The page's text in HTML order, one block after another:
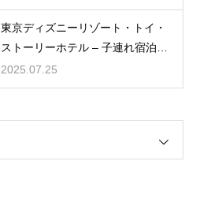
東京ディズニーリゾート・トイ・
ストーリーホテル – 子連れ宿泊記
（2025年6月）
2025.07.25